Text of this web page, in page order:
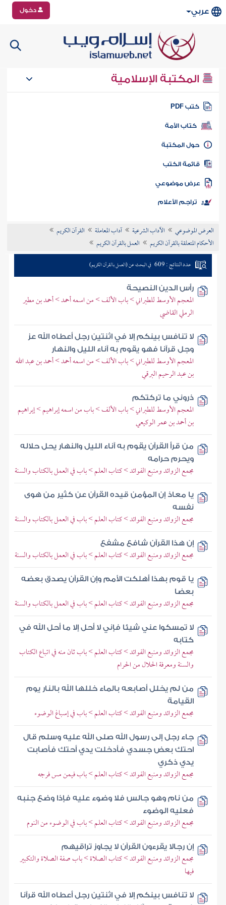
عربي دخول
المكتبة الإسلامية
كتب PDF
كتاب الأمة
المكتبة
الكتب
موضوعي
تراجم الأعلام
العرض الموضوعي الآداب الشرعية آداب المعاملة
القرآن الكريم
الأحكام المتعلقة بالقرآن الكريم
العمل بالقرآن الكريم
عدد النتائج : 609 في البحث عن (العمل بالقرآن الكريم)
رأس الدين النصيحة
المعجم الأوسط للطبراني > باب الألف > من اسمه أحمد > أحمد بن مطير
الرملي القاضي
لا تنافس بينكم إلا في اثنتين رجل أعطاه الله عز
وجل قرآنا فهو يقوم به آناء الليل والنهار
المعجم الأوسط للطبراني > باب الألف > من اسمه أحمد > أحمد بن عبد الله
بن عبد الرحيم البرقي
ذروني ما تركتكم
المعجم الأوسط للطبراني > باب الألف > باب من اسمه إبراهيم > إبراهيم
بن أحمد بن عمر الوكيعي
من قرأ القرآن يقوم به آناء الليل والنهار يحل حلاله
ويحرم حرامه
مجمع الزوائد ومنبع الفوائد > كتاب العلم > باب في العمل بالكتاب والسنة
يا معاذ إن المؤمن قيده القرآن عن كثير من هوى
نفسه
مجمع الزوائد ومنبع الفوائد > كتاب العلم > باب في العمل بالكتاب والسنة
إن هذا القرآن شافع مشفع
مجمع الزوائد ومنبع الفوائد > كتاب العلم > باب في العمل بالكتاب والسنة
يا قوم بهذا أهلكت الأمم وإن القرآن يصدق بعضه
بعضا
مجمع الزوائد ومنبع الفوائد > كتاب العلم > باب في العمل بالكتاب والسنة
لا تمسكوا عني شيئا فإني لا أحل إلا ما أحل الله في
كتابه
مجمع الزوائد ومنبع الفوائد > كتاب العلم > باب ثان منه في اتباع الكتاب
والسنة ومعرفة الحلال من الحرام
من لم يخلل أصابعه بالماء خللها الله بالنار يوم
القيامة
مجمع الزوائد ومنبع الفوائد > كتاب العلم > باب في إسباغ الوضوء
جاء رجل إلى رسول الله صلى الله عليه وسلم قال
احتك بعض جسدي فأدخلت يدي أحتك فأصابت
يدي ذكري
مجمع الزوائد ومنبع الفوائد > كتاب العلم > باب فيمن مس فرجه
من نام وهو جالس فلا وضوء عليه فإذا وضع جنبه
فعليه الوضوء
مجمع الزوائد ومنبع الفوائد > كتاب العلم > باب في الوضوء من النوم
إن رجالا يقرءون القرآن لا يجاوز تراقيهم
مجمع الزوائد ومنبع الفوائد > كتاب الصلاة > باب صفة الصلاة والتكبير
فيها
لا تنافس بينكم إلا في اثنتين رجل أعطاه الله قرآنا